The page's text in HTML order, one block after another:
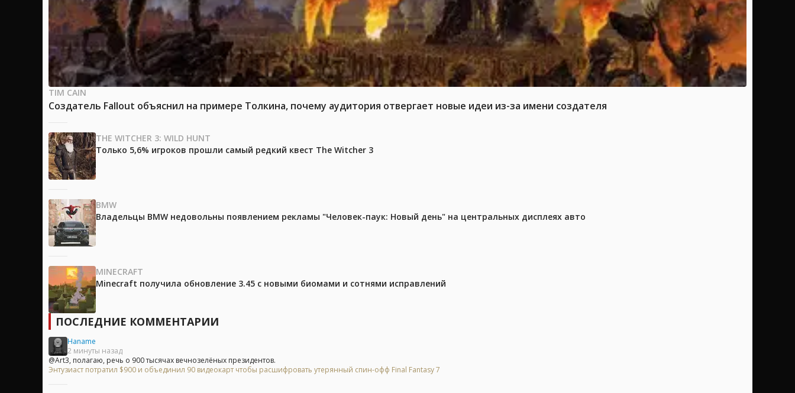
TIM CAIN
Создатель Fallout объяснил на примере Толкина, почему аудитория отвергает новые идеи из-за имени создателя
THE WITCHER 3: WILD HUNT
Только 5,6% игроков прошли самый редкий квест The Witcher 3
BMW
Владельцы BMW недовольны появлением рекламы "Человек-паук: Новый день" на центральных дисплеях авто
MINECRAFT
Minecraft получила обновление 3.45 с новыми биомами и сотнями исправлений
ПОСЛЕДНИЕ КОММЕНТАРИИ
Haname
2 минуты назад
@Art3, полагаю, речь о 900 тысячах вечнозелёных президентов.
Энтузиаст потратил $900 и объединил 90 видеокарт чтобы расшифровать утерянный спин-офф Final Fantasy 7